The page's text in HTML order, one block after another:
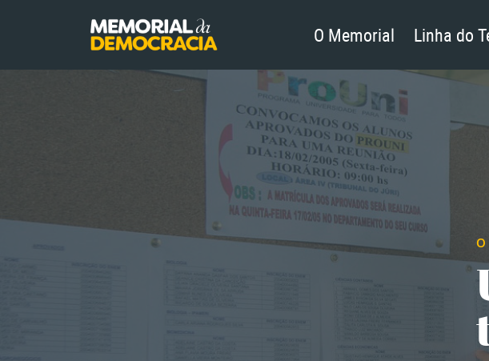
O Memorial Linha do
O